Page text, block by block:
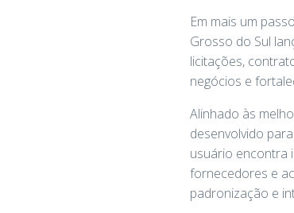
Em mais um
Grosso do Sul
licitações,
negócios e
Alinhado às
desenvolvido
usuário encontra
fornecedores e
padronização e